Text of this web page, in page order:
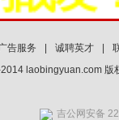
告服务 诚聘英才
laobingyuan.com 版
吉公网安备